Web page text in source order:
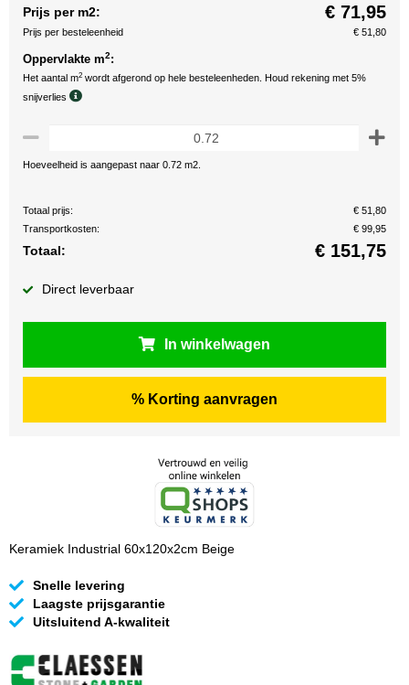
Prijs per m2: € 71,95
Prijs per besteleenheid € 51,80
Oppervlakte m2:
Het aantal m2 wordt afgerond op hele besteleenheden. Houd rekening met 5%
snijverlies
Hoeveelheid is aangepast naar 0.72 m2.
Totaal prijs:
€ 51,80
Transportkosten:
€ 99,95
Totaal: € 151,75
Direct leverbaar
In winkelwagen
% Korting aanvragen
Keramiek Industrial 60x120x2cm Beige
Snelle levering
Laagste prijsgarantie
Uitsluitend A-kwaliteit